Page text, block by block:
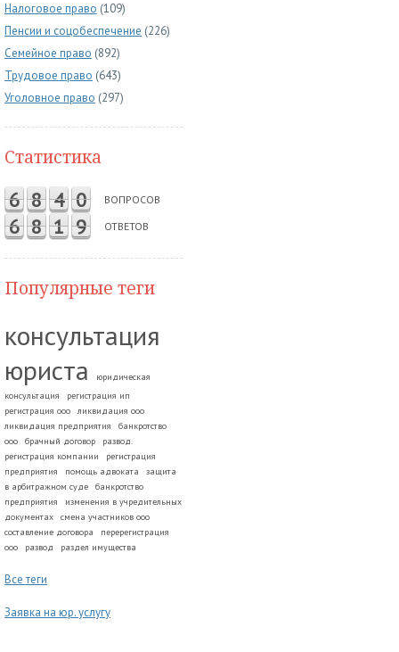
Налоговое право (109)
Пенсии и соцобеспечение (226)
Семейное право (892)
Трудовое право (643)
Уголовное право (297)
Статистика
6 8 4 0 ВОПРОСОВ
6 8 1 9 ОТВЕТОВ
Популярные теги
консультация
юриста
юридическая
консультация
регистрация ип
регистрация ооо
ликвидация ооо
ликвидация предприятия
банкротство
ооо
брачный договор
развод.
регистрация компании
регистрация
предприятия
помощь адвоката
защита
в арбитражном суде
банкротство
предприятия
изменения в учредительных
документах
смена участников ооо
составление договора
перерегистрация
ооо
развод раздел имущества
Все теги
Заявка на юр. услугу